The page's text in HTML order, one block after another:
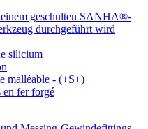
silicium
malléable - (+S+)
en fer forgé